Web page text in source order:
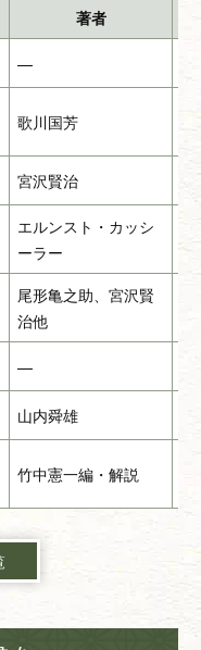
著者
—
歌川国芳
宮沢賢治
エルンスト・カッシ
ーラー
尾形亀之助、宮沢賢
治他
—
山内舜雄
竹中憲一編・解説